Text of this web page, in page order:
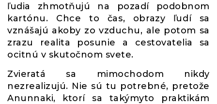
ľudia zhmotňujú na pozadí podobnom
kartónu. Chce to čas, obrazy ľudí sa
vznášajú akoby zo vzduchu, ale potom sa
zrazu realita posunie a cestovatelia sa
ocitnú v skutočnom svete.
Zvieratá sa mimochodom nikdy
nezrealizujú. Nie sú tu potrebné, pretože
Anunnaki, ktorí sa takýmyto praktikám